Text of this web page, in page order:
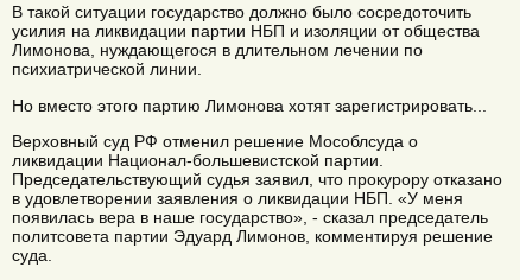
В такой ситуации государство должно было сосредоточить
усилия на ликвидации партии НБП и изоляции от общества
Лимонова, нуждающегося в длительном лечении по
психиатрической линии.
Но вместо этого партию Лимонова хотят зарегистрировать...
Верховный суд РФ отменил решение Мособлсуда о
ликвидации Национал-большевистской партии.
Председательствующий судья заявил, что прокурору отказано
в удовлетворении заявления о ликвидации НБП. «У меня
появилась вера в наше государство», - сказал председатель
политсовета партии Эдуард Лимонов, комментируя решение
суда.